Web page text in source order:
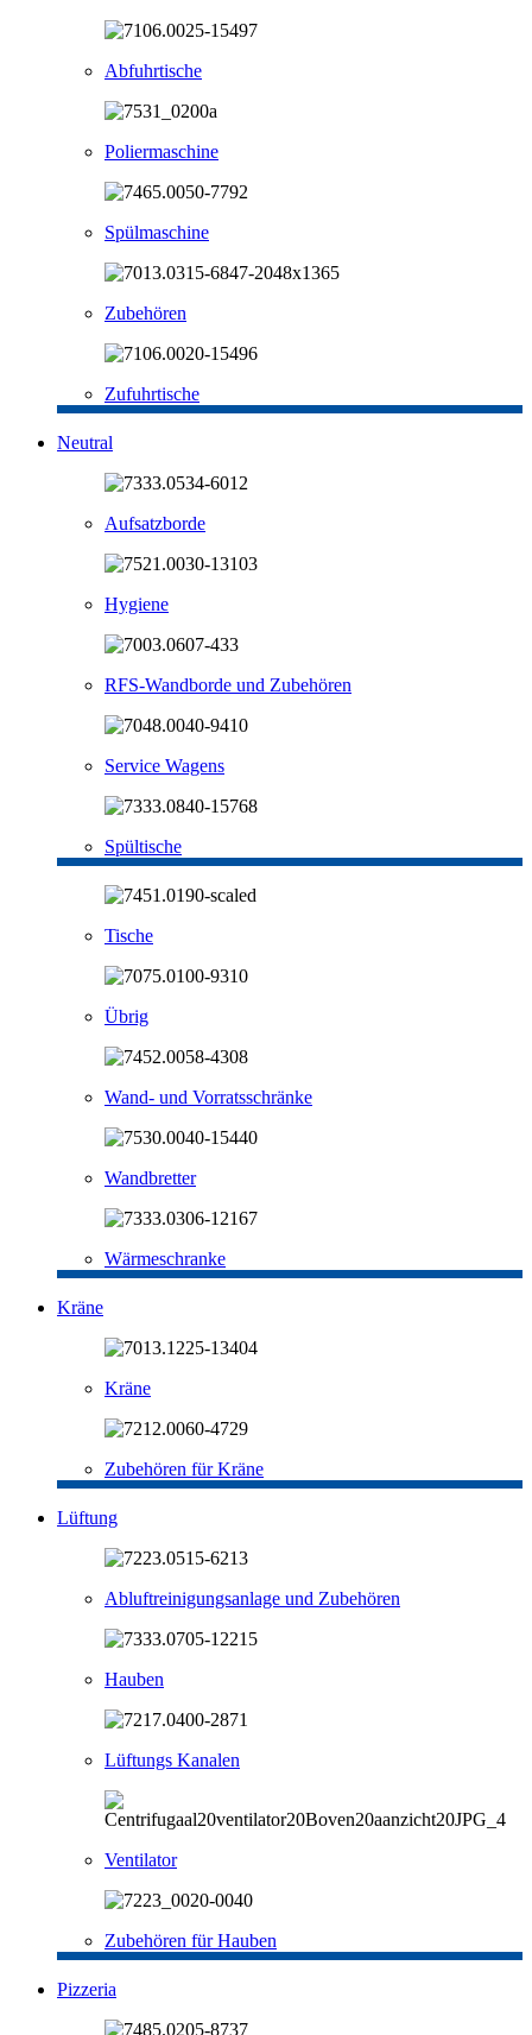
Abfuhrtische
Poliermaschine
Spülmaschine
Zubehören
Zufuhrtische
Neutral
Aufsatzborde
Hygiene
RFS-Wandborde und Zubehören
Service Wagens
Spültische
Tische
Übrig
Wand- und Vorratsschränke
Wandbretter
Wärmeschranke
Kräne
Kräne
Zubehören für Kräne
Lüftung
Abluftreinigungsanlage und Zubehören
Hauben
Lüftungs Kanalen
Ventilator
Zubehören für Hauben
Pizzeria